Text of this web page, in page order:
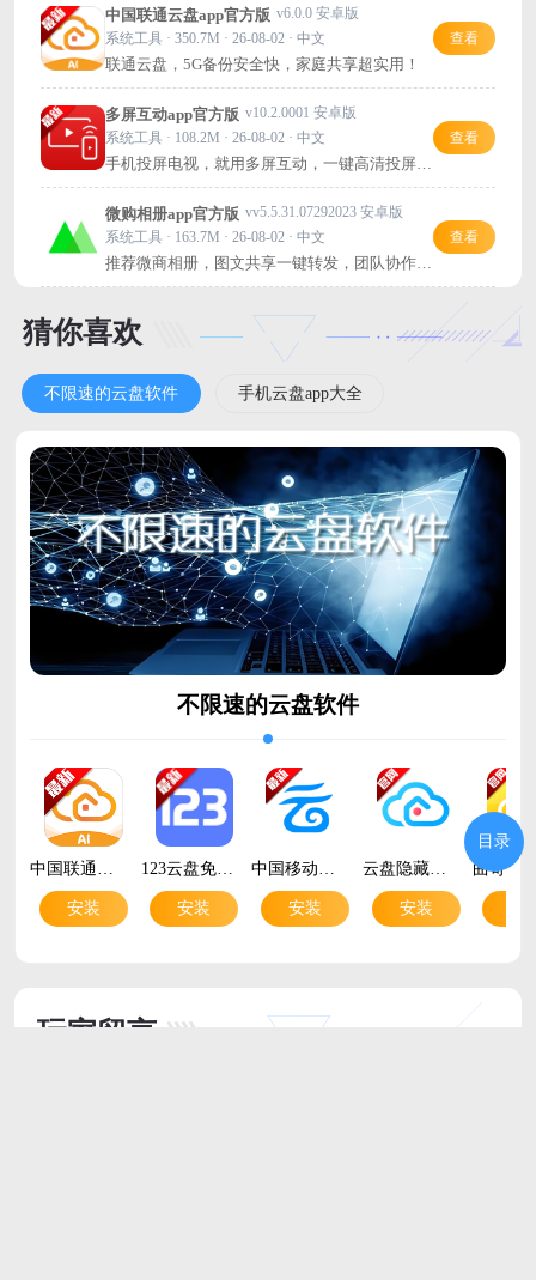
松实现自动评论获客。
中国联通云盘app官方版 v6.0.0 安卓版
系统工具 · 350.7M · 26-08-02 · 中文
联通云盘，5G备份安全快，家庭共享超实用！
查看
多屏互动app官方版 v10.2.0001 安卓版
系统工具 · 108.2M · 26-08-02 · 中文
手机投屏电视，就用多屏互动，一键高清投屏
+智能遥控，超方便！
查看
微购相册app官方版 vv5.5.31.07292023 安卓版
系统工具 · 163.7M · 26-08-02 · 中文
推荐微商相册，图文共享一键转发，团队协作超
高效！
查看
猜你喜欢
不限速的云盘软件 手机云盘app大全
不限速的云盘软件
安装
123云盘免登录版v3.2.15 安卓版
安装 安装
云盘隐藏助手app官方版v1.2.9 安卓版
安装
玩家留言
目录